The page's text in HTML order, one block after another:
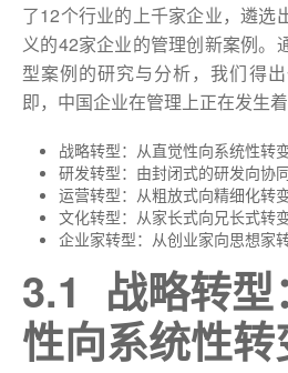
了12个行业的上千家企业，遴选
义的42家企业的管理创新案例。
型案例的研究与分析，我们得
即，中国企业在管理上正在发生着
战略转型：从直觉性向系统性转变
研发转型：由封闭式的研发向协
运营转型：从粗放式向精细化转变
文化转型：从家长式向兄长式转变
企业家转型：从创业家向思想家转
3.1 战略转型
性向系统性转